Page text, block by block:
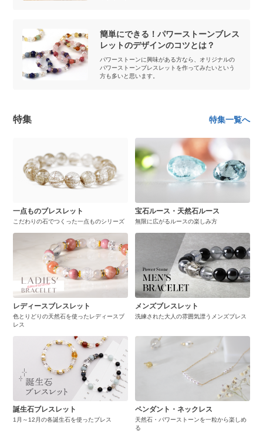
簡単にできる！パワーストーンブレス
レットのデザインのコツとは？
パワーストーンに興味がある方なら、オリジナルの
パワーストーンブレスレットを作ってみたいという
方も多いと思います。
特集 特集一覧へ
一点ものブレスレット
こだわりの石でつくった一点ものシリーズ
宝石ルース・天然石ルース
無限に広がるルースの楽しみ方
レディースブレスレット
色とりどりの天然石を使ったレディースブ
レス
メンズブレスレット
洗練された大人の雰囲気漂うメンズブレス
誕生石ブレスレット
1月～12月の各誕生石を使ったブレス
ペンダント・ネックレス
天然石・パワーストーンを一粒から楽しめ
る